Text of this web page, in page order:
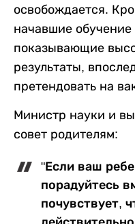
освобождается.
начавшие
показывающие
результаты,
претендовать на
Министр науки и
совет родителям:
"Если ваш
порадуйтесь
почувствует,